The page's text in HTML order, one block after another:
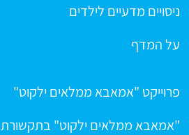
ניסויים מדעיים לילדים
על המדף
פרוייקט "אמאבא ממלאים ילקוט"
"אמאבא ממלאים ילקוט" בתקשורת